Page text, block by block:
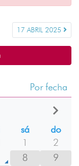
17 ABRIL 2025
Por fecha
sá
do
1
2
8
9